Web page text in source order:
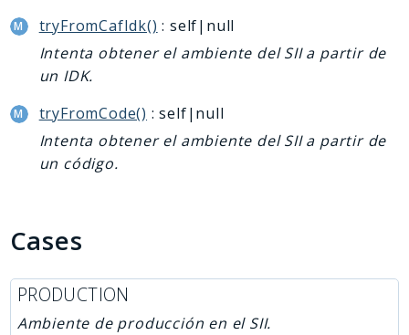
tryFromCafIdk() : self|null
Intenta obtener el ambiente del SII a partir de
un IDK.
tryFromCode() : self|null
Intenta obtener el ambiente del SII a partir de
un código.
Cases
PRODUCTION
Ambiente de producción en el SII.